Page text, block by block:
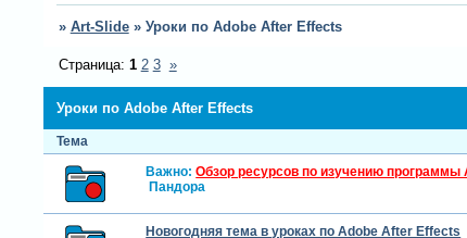
» Art-Slide » Уроки по Adobe After Effects
Уроки по Adobe After Effects
Страница: 1 2 3 »
Тема
Важно: Обзор ресурсов по изучению программы
Пандора
Новогодняя тема в уроках по Adobe After Effects